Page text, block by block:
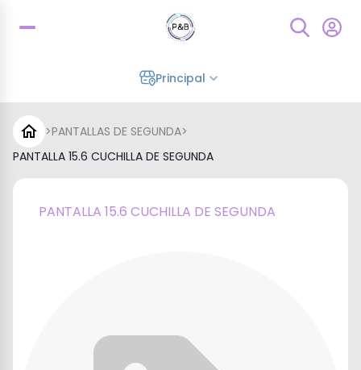
Principal
>PANTALLAS DE SEGUNDA>
PANTALLA 15.6 CUCHILLA DE SEGUNDA
PANTALLA 15.6 CUCHILLA DE SEGUNDA